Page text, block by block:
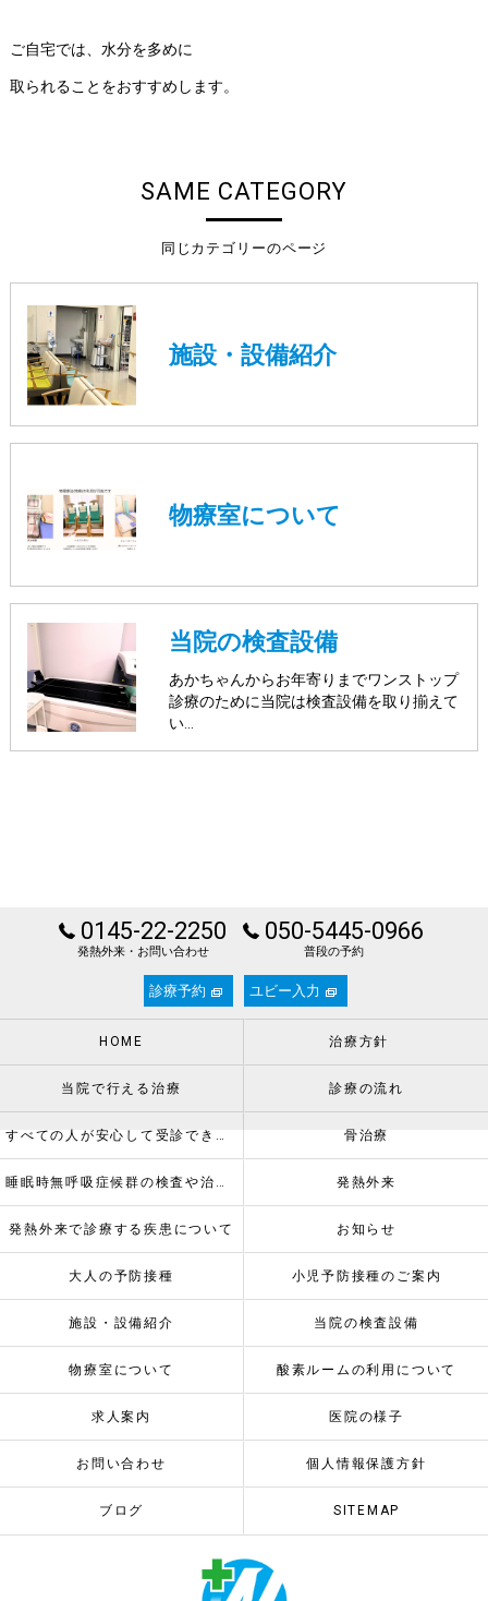
ご自宅では、水分を多めに
取られることをおすすめします。
同じカテゴリーのページ
SAME CATEGORY
施設・設備紹介
物療室について
当院の検査設備
あかちゃんからお年寄りまでワンストップ
診療のために当院は検査設備を取り揃えて
い…
0145-22-2250
発熱外来・お問い合わせ
050-5445-0966
普段の予約
診療予約 ユビー入力
HOME 治療方針
当院で行える治療 診療の流れ
すべての人が安心して受診できるように 骨治療
睡眠時無呼吸症候群の検査や治療について 発熱外来
発熱外来で診療する疾患について お知らせ
大人の予防接種 小児予防接種のご案内
施設・設備紹介 当院の検査設備
物療室について 酸素ルームの利用について
求人案内 医院の様子
お問い合わせ 個人情報保護方針
ブログ SITEMAP